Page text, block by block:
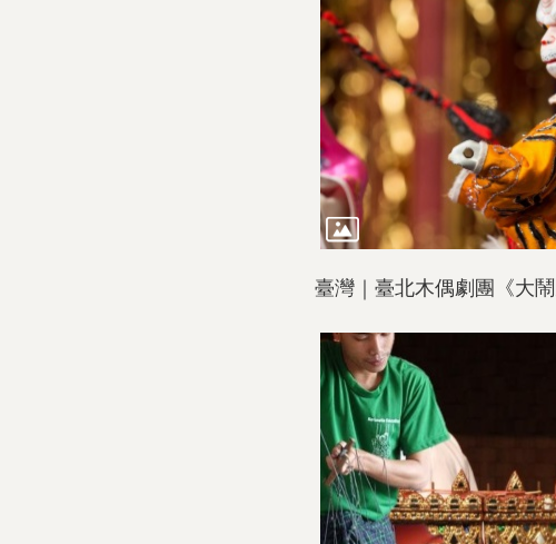
臺灣｜臺北木偶劇團《大鬧